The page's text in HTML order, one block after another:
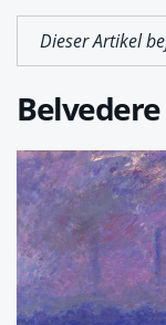
Dieser Artikel